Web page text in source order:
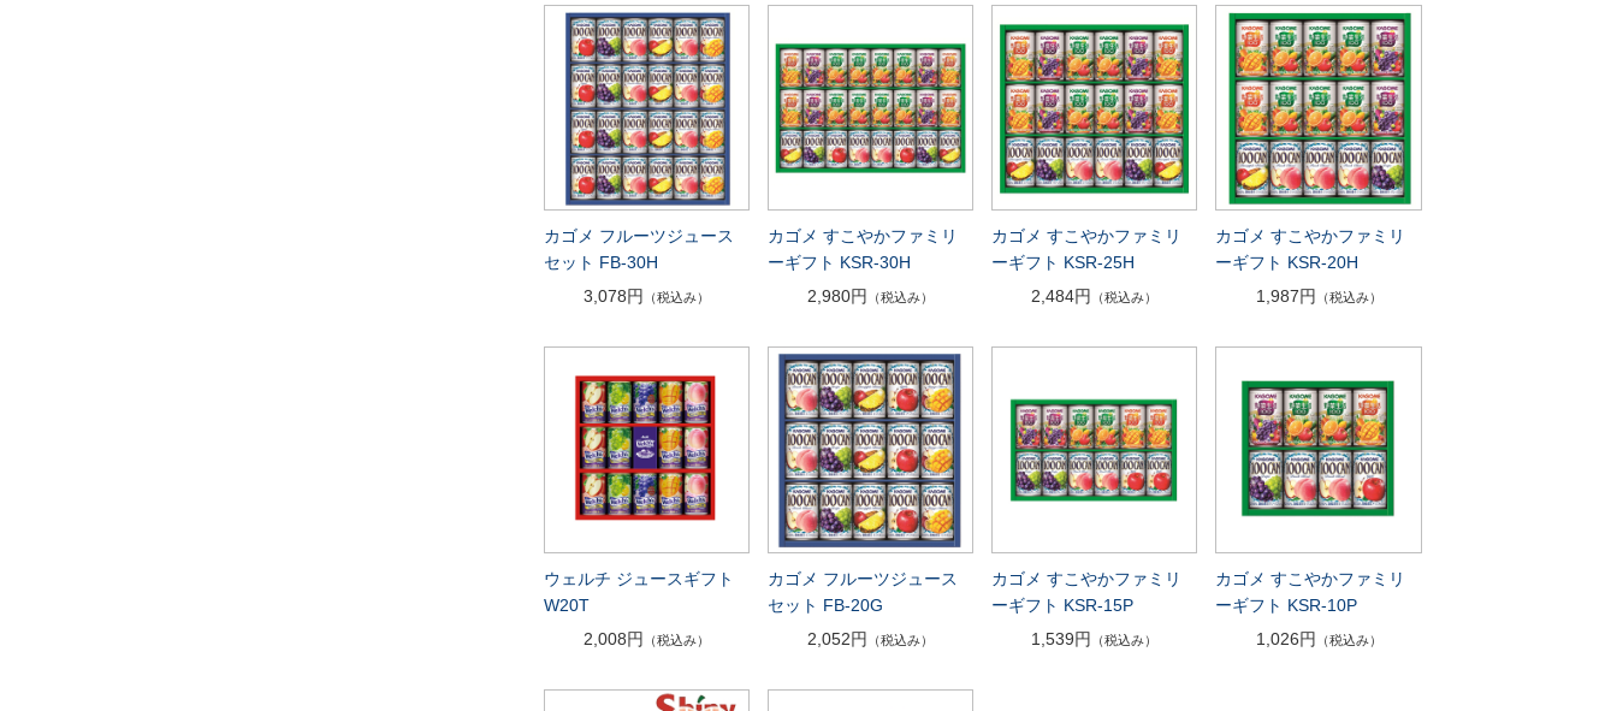
カゴメ フルーツジュース
セット FB-30H
3,078円
（税込み）
カゴメ すこやかファミリ
ーギフト KSR-30H
2,980円
（税込み）
カゴメ すこやかファミリ
ーギフト KSR-25H
2,484円
（税込み）
カゴメ すこやかファミリ
ーギフト KSR-20H
1,987円
（税込み）
ウェルチ ジュースギフト
W20T
2,008円 （税込み）
カゴメ フルーツジュース
セット FB-20G
2,052円 （税込み）
カゴメ すこやかファミリ
ーギフト KSR-15P
1,539円
（税込み）
カゴメ すこやかファミリ
ーギフト KSR-10P
1,026円 （税込み）